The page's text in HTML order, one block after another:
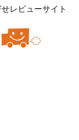
レビューサイト